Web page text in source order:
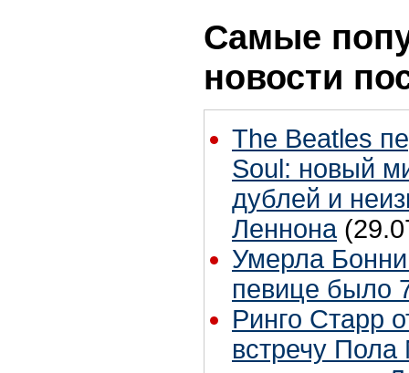
Самые
новости
The Beatles
Soul: новый
дублей и
Леннона
Умерла
певице было
Ринго Старр
встречу Пола